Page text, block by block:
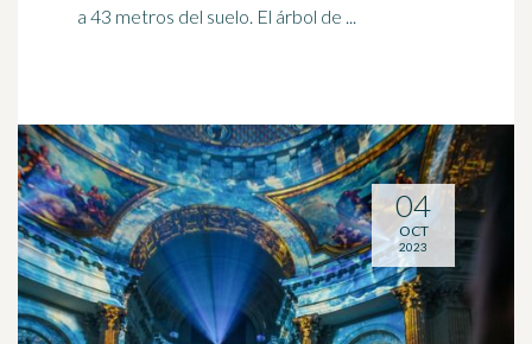
a 43 metros del suelo. El árbol de ...
04
OCT
2023